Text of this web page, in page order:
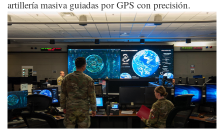
artillería masiva guiadas por GPS con precisión.